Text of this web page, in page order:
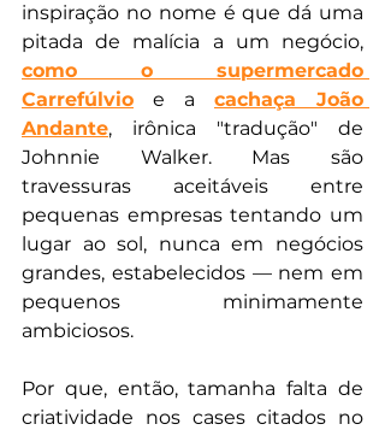
inspiração no nome é que dá uma
como o supermercado
Carrefúlvio e a cachaça João
Andante, irônica "tradução" de
Johnnie Walker. Mas são
travessuras aceitáveis entre
pequenas empresas tentando um
lugar ao sol, nunca em negócios
grandes, estabelecidos — nem em
pequenos minimamente
ambiciosos.
Por que, então, tamanha falta de
criatividade nos cases citados no